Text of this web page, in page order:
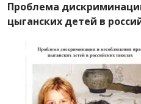
Проблема
цыганских детей в